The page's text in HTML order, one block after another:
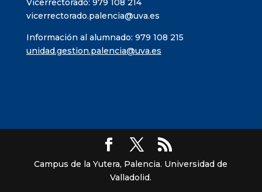
Vicerrectorado: 979 108 214
vicerrectorado.palencia@uva.es
Información al alumnado: 979 108 215
unidad.gestion.palencia@uva.es
Campus de la Yutera, Palencia. Universidad de
Valladolid.